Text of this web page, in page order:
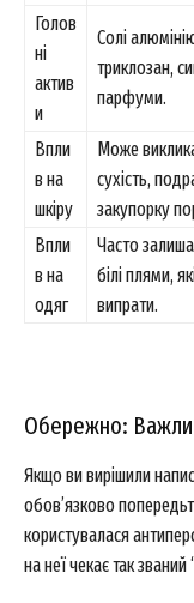
Голов
ні
актив
и
Солі
триклозан,
парфуми.
Впли
в на
шкіру
Може
сухість,
закупорку
Впли
в на
одяг
Часто
білі плями,
випрати.
Обережно:
Якщо ви вирішили
обов’язково
користувалася
на неї чекає так